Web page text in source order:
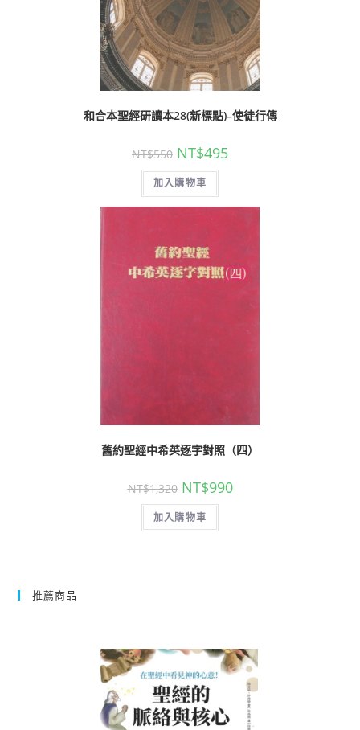
和合本聖經研讀本28(新標點)–使徒行傳
NT$550 NT$495
加入購物車
舊約聖經中希英逐字對照（四）
NT$1,320 NT$990
加入購物車
推薦商品